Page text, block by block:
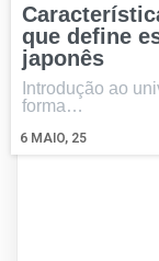
que define
japonês
6 MAIO, 25
Introdução ao
forma…